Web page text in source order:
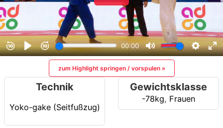
zum Highlight springen / vorspulen »
Technik
Yoko-gake (Seitfußzug)
Gewichtsklasse
-78kg, Frauen